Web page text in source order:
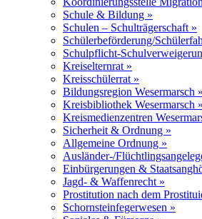
Schule & Bildung »
Schulen – Schulträgerschaft »
Schülerbeförderung/
Schulpflicht-
Kreiselternrat »
Kreisschülerrat »
Bildungsregion Wesermarsch »
Kreisbibliothek Wesermarsch »
Kreismedienzentren
Sicherheit & Ordnung »
Allgemeine Ordnung »
Ausländer-/
Einbürgerungen &
Jagd- & Waffenrecht »
Prostitution nach dem
Schornsteinfegerwesen »